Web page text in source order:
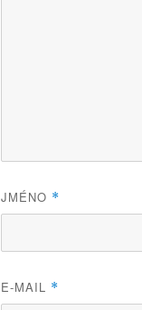
JMÉNO *
E-MAIL *